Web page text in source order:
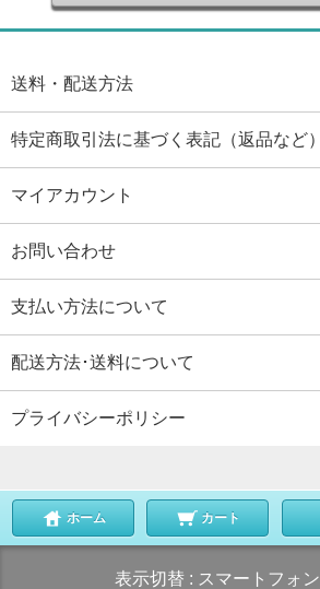
送料・配送方法
特定商取引法に基づく表記（返品など）
マイアカウント
お問い合わせ
支払い方法について
配送方法･送料について
プライバシーポリシー
ホーム カート
表示切替 : スマートフォン